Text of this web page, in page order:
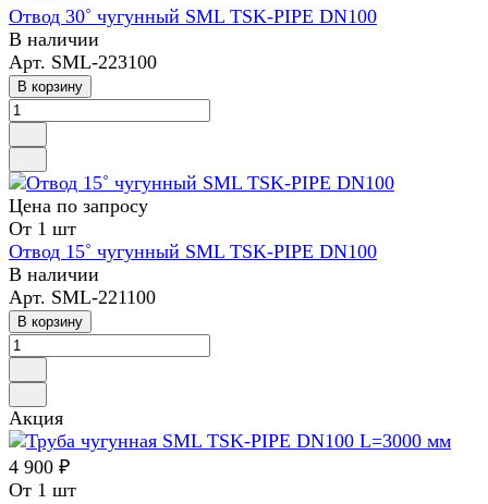
Отвод 30˚ чугунный SML TSK-PIPE DN100
В наличии
Арт. SML-223100
В корзину
Цена по запросу
От 1 шт
Отвод 15˚ чугунный SML TSK-PIPE DN100
В наличии
Арт. SML-221100
В корзину
Акция
4 900 ₽
От 1 шт